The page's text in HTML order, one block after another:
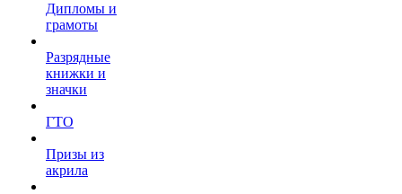
Дипломы и
грамоты
Разрядные
книжки и
значки
ГТО
Призы из
акрила